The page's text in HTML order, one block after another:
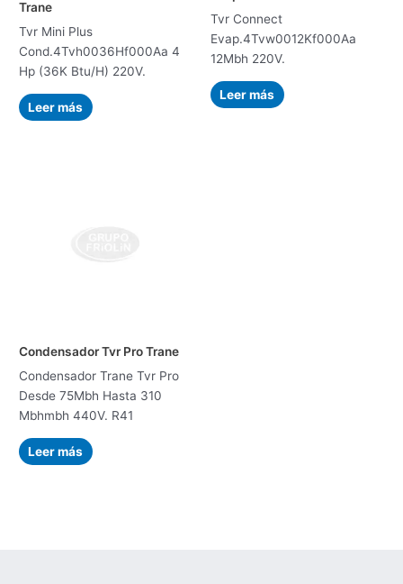
Trane
Tvr Mini Plus
Cond.4Tvh0036Hf000Aa 4
Hp (36K Btu/H) 220V.
Leer más
Tvr Connect
Evap.4Tvw0012Kf000Aa
12Mbh 220V.
Leer más
Condensador Tvr Pro Trane
Condensador Trane Tvr Pro
Desde 75Mbh Hasta 310
Mbhmbh 440V. R41
Leer más